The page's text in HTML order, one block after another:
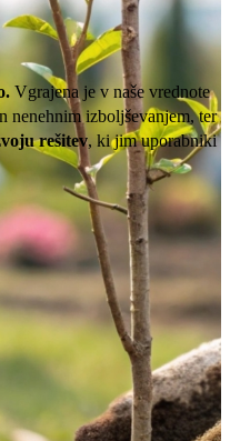
Vgrajena je v naše vrednote
nenehnim izboljševanjem, ter
rešitev, ki jim uporabniki